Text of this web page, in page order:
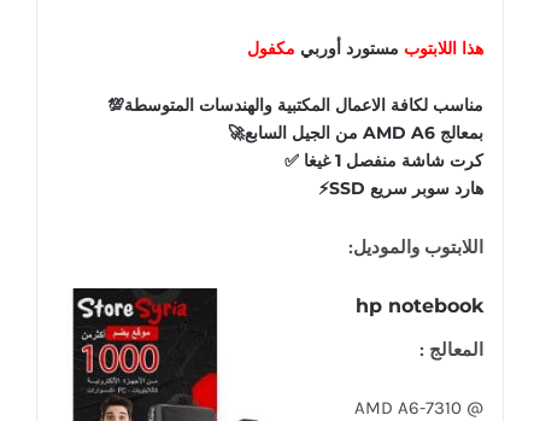
هذا اللابتوب مستورد أوربي مكفول
مناسب لكافة الاعمال المكتبية والهندسات المتوسطة💯
بمعالج AMD A6 من الجيل السابع🚀
كرت شاشة منفصل 1 غيغا ✅️
هارد سوبر سريع SSD⚡️
اللابتوب والموديل:
hp notebook
المعالج :
AMD A6-7310 @